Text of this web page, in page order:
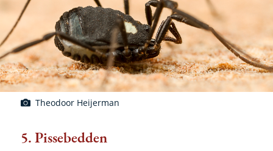
Theodoor Heijerman
5. Pissebedden